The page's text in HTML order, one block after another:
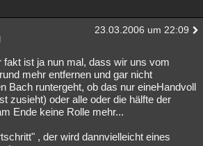
23.03.2006 um 22:09
fakt ist ja nun mal, dass wir uns vom
mehr entfernen und gar nicht
Bach runtergeht, ob das nur eineHandvoll
zusieht) oder alle oder die hälfte der
Ende keine Rolle mehr...
, der wird dannvielleicht eines